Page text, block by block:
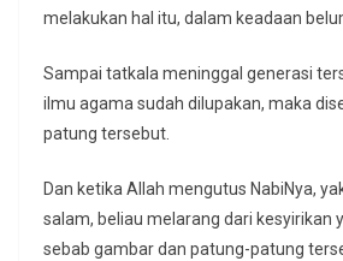
melakukan hal itu, dalam keadaan
Sampai tatkala meninggal generasi
ilmu agama sudah dilupakan, maka
patung tersebut.
Dan ketika Allah mengutus NabiNya,
salam, beliau melarang dari kesyirikan
sebab gambar dan patung-patung